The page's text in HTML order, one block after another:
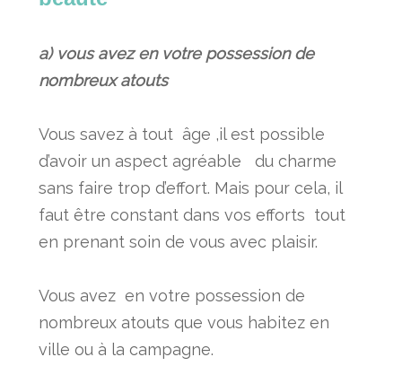
a) vous avez en votre possession de
nombreux atouts
Vous savez à tout âge ,il est possible
d’avoir un aspect agréable du charme
sans faire trop d’effort. Mais pour cela, il
faut être constant dans vos efforts tout
en prenant soin de vous avec plaisir.
Vous avez en votre possession de
nombreux atouts que vous habitez en
ville ou à la campagne.